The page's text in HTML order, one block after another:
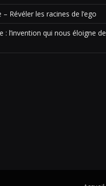
Révéler les racines de l’ego
: l’invention qui nous éloigne de